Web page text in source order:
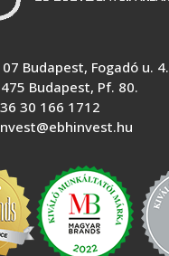
Budapest, Fogadó u. 4.
Budapest, Pf. 80.
30 166 1712